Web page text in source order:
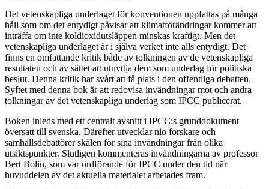
Det vetenskapliga underlaget för konventionen uppfattas på många
håll som om det entydigt påvisar att klimatförändringar kommer att
inträffa om inte koldioxidutsläppen minskas kraftigt. Men det
vetenskapliga underlaget är i själva verket inte alls entydigt. Det
finns en omfattande kritik både av tolkningen av de vetenskapliga
resultaten och av sättet att utnyttja dem som underlag för politiska
beslut. Denna kritik har svårt att få plats i den offentliga debatten.
Syftet med denna bok är att redovisa invändningar mot och andra
tolkningar av det vetenskapliga underlag som IPCC publicerat.
Boken inleds med ett centralt avsnitt i IPCC:s grunddokument
översatt till svenska. Därefter utvecklar nio forskare och
samhällsdebattörer skälen för sina invändningar från olika
utsiktspunkter. Slutligen kommenteras invändningarna av professor
Bert Bolin, som var ordförande för IPCC under den tid när
huvuddelen av det aktuella materialet arbetades fram.